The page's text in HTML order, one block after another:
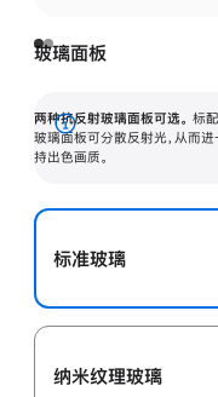
玻璃面板
两种抗反射玻璃面板可选。 标
玻璃面板可分散反射光，从而
持出色画质。
展
开
标准玻璃
纳米纹理玻璃